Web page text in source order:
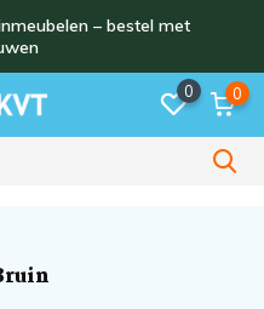
– bestel met
0 0